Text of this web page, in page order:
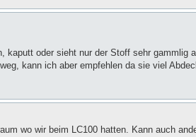
kaputt oder sieht nur der Stoff sehr gammlig
kann ich aber empfehlen da sie viel
wo wir beim LC100 hatten. Kann auch